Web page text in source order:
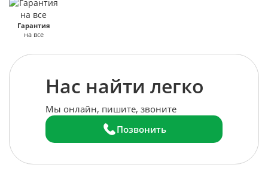
Гарантия
на все
Нас найти легко
Мы онлайн, пишите, звоните
Позвонить